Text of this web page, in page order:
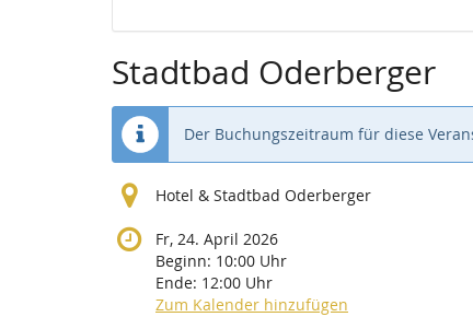
Stadtbad Oderberger
Der Buchungszeitraum für diese
Hotel & Stadtbad Oderberger
Fr, 24. April 2026
Beginn: 10:00 Uhr
Ende: 12:00 Uhr
Zum Kalender hinzufügen